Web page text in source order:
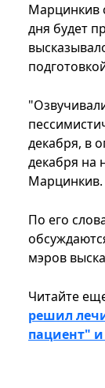
Марцинкив
дня будет
декабря, в
декабря на
Марцинкив.
По его
мэров
Читайте
решил
пациент"